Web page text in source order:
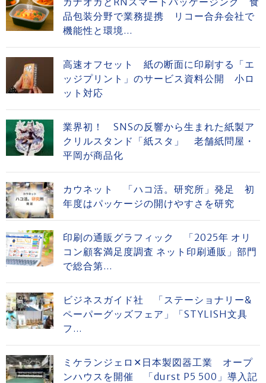
品包装分野で業務提携 リコー合弁会社で
機能性と環境...
高速オフセット 紙の断面に印刷する「エ
ッジプリント」のサービス資料公開 小ロ
ット対応
業界初！ SNSの反響から生まれた紙製ア
クリルスタンド「紙スタ」 老舗紙問屋・
平岡が商品化
カウネット 「ハコ活。研究所」発足 初
年度はパッケージの開けやすさを研究
印刷の通販グラフィック 「2025年 オリ
コン顧客満足度調査 ネット印刷通販」部門
で総合第...
ビジネスガイド社 「ステーショナリー&
ペーパーグッズフェア」「STYLISH文具
フ...
ミケランジェロ✕日本製図器工業 オープ
ンハウスを開催 「durst P5 500」導入記